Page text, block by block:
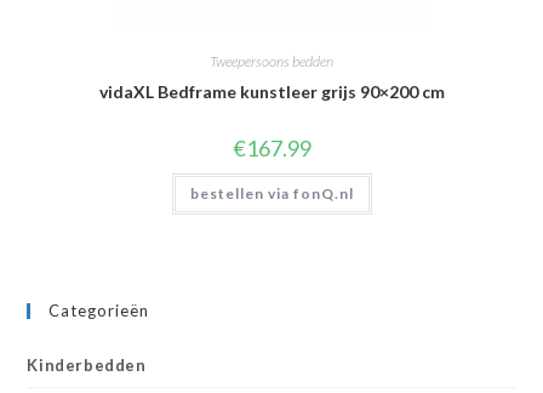
Tweepersoons bedden
vidaXL Bedframe kunstleer grijs 90×200 cm
€167.99
bestellen via fonQ.nl
Categorieën
Kinderbedden